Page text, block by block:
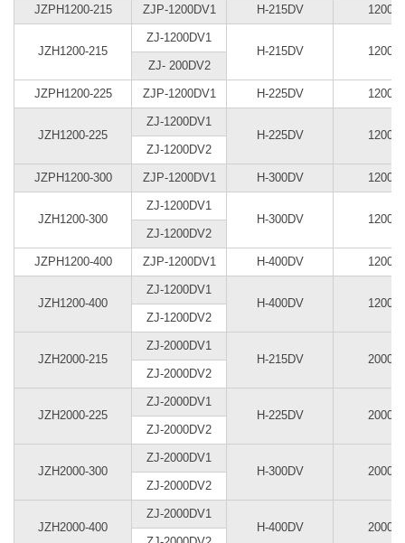
JZPH1200-215 ZJP-1200DV1 H-215DV 1200
JZH1200-215
ZJ-1200DV1
H-215DV
1200
ZJ- 200DV2
JZPH1200-225 ZJP-1200DV1 H-225DV 1200
JZH1200-225
ZJ-1200DV1
H-225DV
1200
ZJ-1200DV2
JZPH1200-300 ZJP-1200DV1 H-300DV 1200
JZH1200-300
ZJ-1200DV1
H-300DV
1200
ZJ-1200DV2
JZPH1200-400 ZJP-1200DV1 H-400DV 1200
JZH1200-400
ZJ-1200DV1
H-400DV
1200
ZJ-1200DV2
JZH2000-215
ZJ-2000DV1
H-215DV
2000
ZJ-2000DV2
JZH2000-225
ZJ-2000DV1
H-225DV
2000
ZJ-2000DV2
JZH2000-300
ZJ-2000DV1
H-300DV
2000
ZJ-2000DV2
JZH2000-400
ZJ-2000DV1
H-400DV
2000